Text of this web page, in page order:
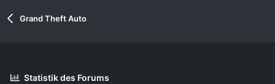
Grand Theft Auto
Statistik des Forums